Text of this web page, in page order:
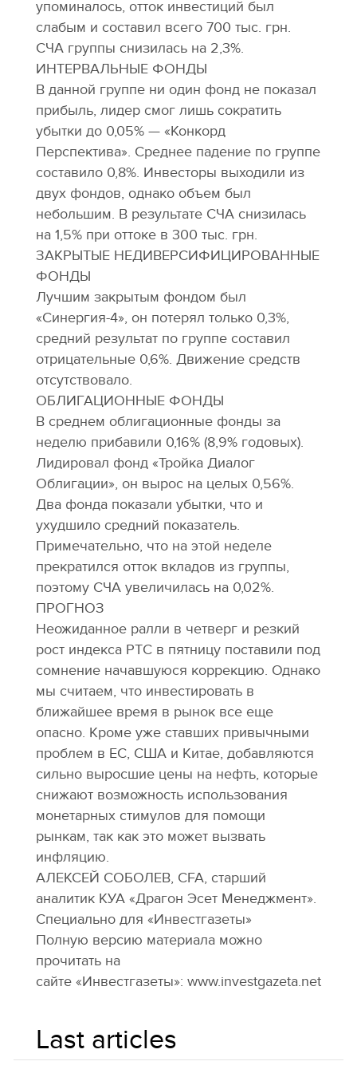
упоминалось, отток инвестиций был
слабым и составил всего 700 тыс. грн.
СЧА группы снизилась на 2,3%.
ИНТЕРВАЛЬНЫЕ ФОНДЫ
В данной группе ни один фонд не показал
прибыль, лидер смог лишь сократить
убытки до 0,05% — «Конкорд
Перспектива». Среднее падение по группе
составило 0,8%. Инвесторы выходили из
двух фондов, однако объем был
небольшим. В результате СЧА снизилась
на 1,5% при оттоке в 300 тыс. грн.
ЗАКРЫТЫЕ НЕДИВЕРСИФИЦИРОВАННЫЕ
ФОНДЫ
Лучшим закрытым фондом был
«Синергия-4», он потерял только 0,3%,
средний результат по группе составил
отрицательные 0,6%. Движение средств
отсутствовало.
ОБЛИГАЦИОННЫЕ ФОНДЫ
В среднем облигационные фонды за
неделю прибавили 0,16% (8,9% годовых).
Лидировал фонд «Тройка Диалог
Облигации», он вырос на целых 0,56%.
Два фонда показали убытки, что и
ухудшило средний показатель.
Примечательно, что на этой неделе
прекратился отток вкладов из группы,
поэтому СЧА увеличилась на 0,02%.
ПРОГНОЗ
Неожиданное ралли в четверг и резкий
рост индекса РТС в пятницу поставили под
сомнение начавшуюся коррекцию. Однако
мы считаем, что инвестировать в
ближайшее время в рынок все еще
опасно. Кроме уже ставших привычными
проблем в ЕС, США и Китае, добавляются
сильно выросшие цены на нефть, которые
снижают возможность использования
монетарных стимулов для помощи
рынкам, так как это может вызвать
инфляцию.
АЛЕКСЕЙ СОБОЛЕВ, CFA, старший
аналитик КУА «Драгон Эсет Менеджмент».
Специально для «Инвестгазеты»
Полную версию материала можно
прочитать на
сайте «Инвестгазеты»: www.investgazeta.net
Last articles